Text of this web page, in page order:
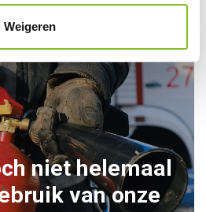
Weigeren
niet helemaal
van onze